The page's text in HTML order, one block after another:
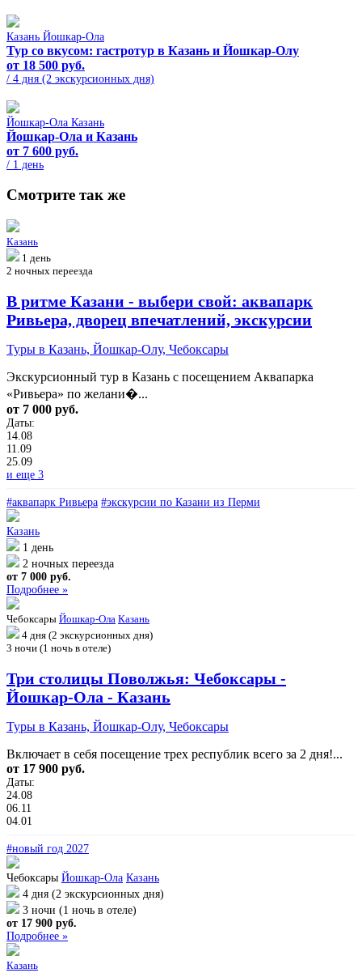
Казань Йошкар-Ола
Тур со вкусом: гастротур в Казань и Йошкар‑Олу
от 18 500 руб.
/ 4 дня (2 экскурсионных дня)
Йошкар-Ола Казань
Йошкар-Ола и Казань
от 7 600 руб.
/ 1 день
Смотрите так же
Казань
1 день
2 ночных переезда
В ритме Казани - выбери свой: аквапарк
Ривьера, дворец впечатлений, экскурсии
Туры в Казань, Йошкар-Олу, Чебоксары
Экскурсионный тур в Казань с посещением Аквапарка
«Ривьера» по желани�...
от 7 000 руб.
Даты:
14.08
11.09
25.09
и еще 3
#аквапарк Ривьера #экскурсии по Казани из Перми
Казань
1 день
2 ночных переезда
от 7 000 руб.
Подробнее »
Чебоксары Йошкар-Ола Казань
4 дня (2 экскурсионных дня)
3 ночи (1 ночь в отеле)
Три столицы Поволжья: Чебоксары -
Йошкар-Ола - Казань
Туры в Казань, Йошкар-Олу, Чебоксары
Включает в себя посещение трех республик всего за 2 дня!...
от 17 900 руб.
Даты:
24.08
06.11
04.01
#новый год 2027
Чебоксары Йошкар-Ола Казань
4 дня (2 экскурсионных дня)
3 ночи (1 ночь в отеле)
от 17 900 руб.
Подробнее »
Казань